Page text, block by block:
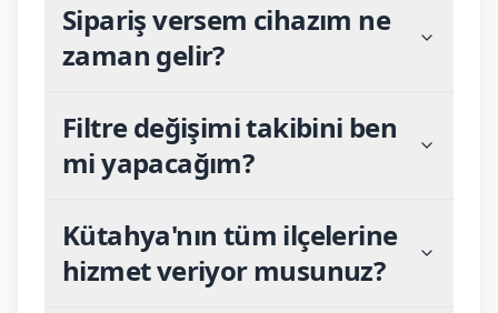
Sipariş versem cihazım ne
zaman gelir?
Filtre değişimi takibini ben
mi yapacağım?
Kütahya'nın tüm ilçelerine
hizmet veriyor musunuz?